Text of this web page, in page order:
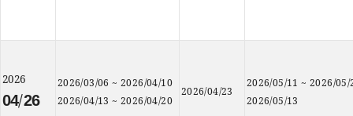
2026
04/26
2026/03/06 ~ 2026/04/10
2026/04/13 ~ 2026/04/20
2026/04/23
2026/05/11 ~ 2026/05/
2026/05/13